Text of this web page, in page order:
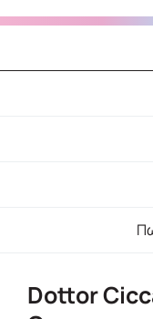
Dottor